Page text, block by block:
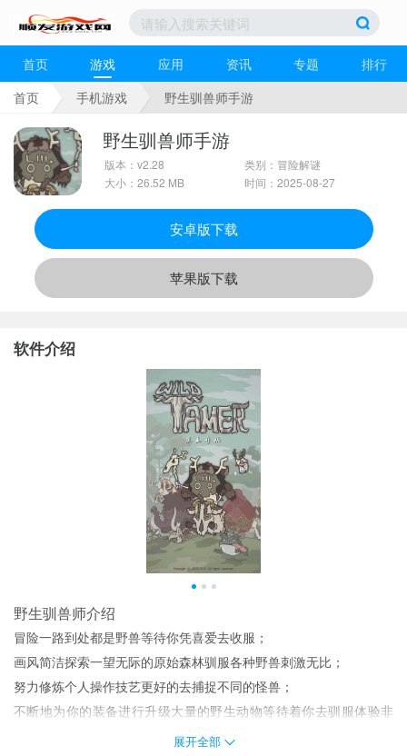
首页 游戏 应用 资讯 专题
排行
首页
手机游戏 野生驯兽师手游
野生驯兽师手游
版本：v2.28
大小：26.52 MB
类别：冒险解谜
时间：2025-08-27
安卓版下载
苹果版下载
软件介绍
野生驯兽师介绍
冒险一路到处都是野兽等待你凭喜爱去收服；
画风简洁探索一望无际的原始森林驯服各种野兽刺激无比；
努力修炼个人操作技艺更好的去捕捉不同的怪兽；
不断地为你的装备进行升级大量的野生动物等待着你去驯服体验非
展开全部